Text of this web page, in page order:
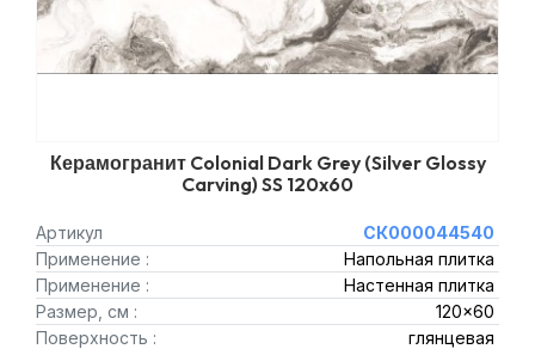
Керамогранит Colonial Dark Grey (Silver Glossy
Carving) SS 120x60
Артикул
СК000044540
Применение :
Напольная плитка
Применение :
Настенная плитка
Размер, см :
120x60
Поверхность :
глянцевая